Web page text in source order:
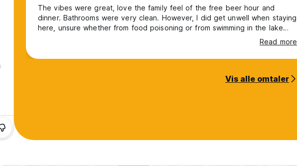
The vibes were great, love the family feel of the free beer hour and
dinner. Bathrooms were very clean. However, I did get unwell when staying
here, unsure whether from food poisoning or from swimming in the lake…
Read more
Vis alle omtaler